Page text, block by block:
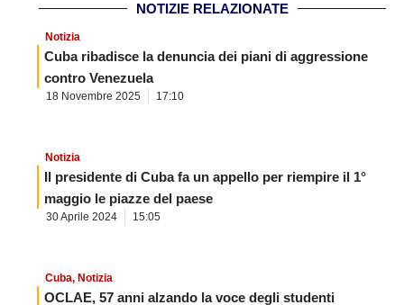
NOTIZIE RELAZIONATE
Notizia
Cuba ribadisce la denuncia dei piani di aggressione
contro Venezuela
18 Novembre 2025 17:10
Notizia
Il presidente di Cuba fa un appello per riempire il 1°
maggio le piazze del paese
30 Aprile 2024 15:05
Cuba, Notizia
OCLAE, 57 anni alzando la voce degli studenti